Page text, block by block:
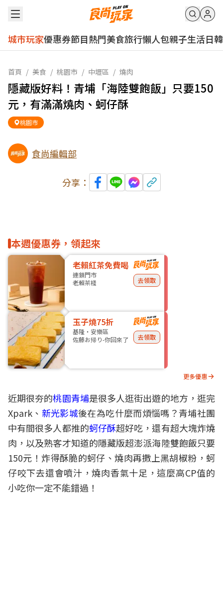
城市玩家優惠券節目熱門美食旅行懶人包親子生活日韓
首頁 / 美食 / 桃園市 / 中壢區 / 燒肉
隱藏版好料！青埔「海陸雙飽飯」只要150
元，有滿滿燒肉、蚵仔酥
桃園市
食尚編輯部
分享：
本週優惠券，領起來
老賴紅茶免費喝
連鎖門市
老賴茶棧
去領取
玉子燒75折
基隆・安樂區
佐藤お帰り-你回來了
去領取
更多優惠
近期很夯的桃園青埔是很多人逛街出遊的地方，逛完
Xpark、 新光影城後在為吃什麼而煩惱嗎？青埔社團
中有間很多人都推的蚵仔酥超好吃，還有超大塊炸燒
肉，以及熟客才知道的隱藏版超澎派海陸雙飽飯只要
150元！炸得酥脆的蚵仔、燒肉再撒上黑胡椒粉，蚵
仔咬下去還會噴汁，燒肉香氣十足，這麼高CP值的
小吃你一定不能錯過！